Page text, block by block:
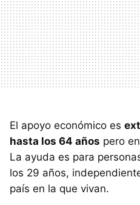
El apoyo económico es
hasta los 64 años pero
La ayuda es para
los 29 años,
país en la que vivan.